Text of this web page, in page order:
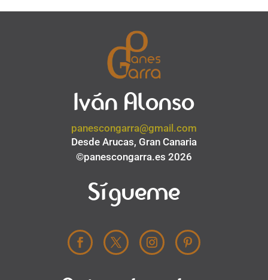
Iván Alonso
panescongarra@gmail.com
Desde Arucas, Gran Canaria
©panescongarra.es 2026
Sígueme